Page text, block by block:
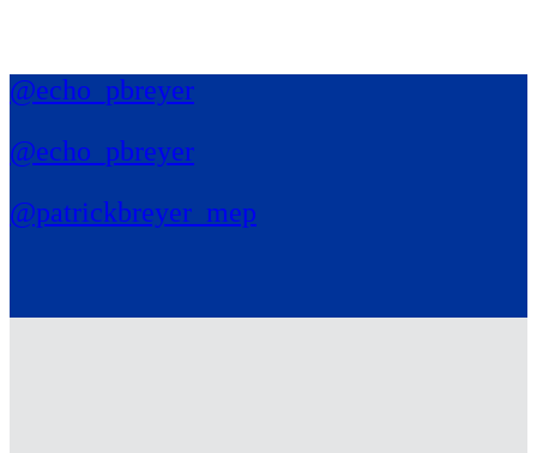
@echo_pbreyer
@echo_pbreyer
@patrickbreyer_mep